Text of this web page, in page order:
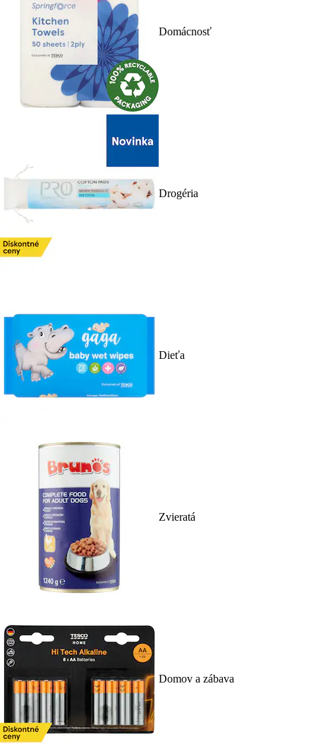
Domácnosť
Drogéria
Dieťa
Zvieratá
Domov a zábava